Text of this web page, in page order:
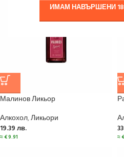
ИМАМ НАВЪРШЕНИ 18
Малинов Ликьор
Алкохол,Ликьори
19.39 лв.
≈€9.91 ≈€